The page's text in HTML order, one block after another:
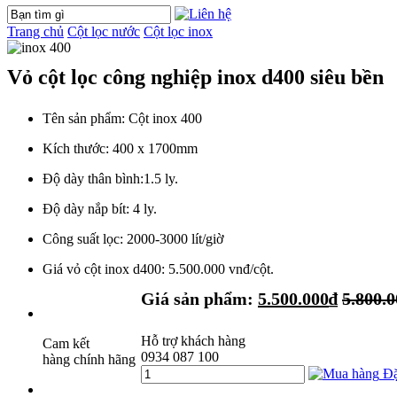
Trang chủ Cột lọc nước Cột lọc inox
Vỏ cột lọc công nghiệp inox d400 siêu bền
Tên sản phẩm: Cột inox 400
Kích thước: 400 x 1700mm
Độ dày thân bình:1.5 ly.
Độ dày nắp bít: 4 ly.
Công suất lọc: 2000-3000 lít/giờ
Giá vỏ cột inox d400: 5.500.000 vnđ/cột.
Cam kết
hàng chính hãng
Giá sản phẩm: 5.500.000₫
Hỗ trợ khách hàng
0934 087 100